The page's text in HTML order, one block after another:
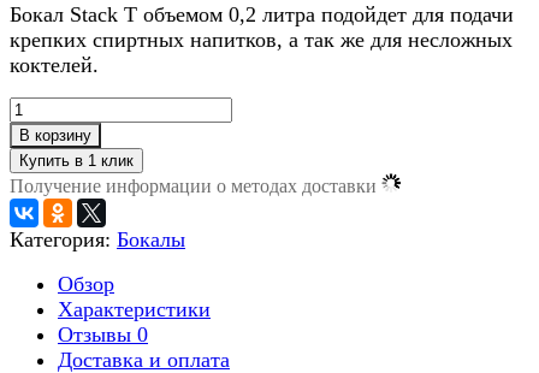
Бокал Stack T объемом 0,2 литра подойдет для подачи
крепких спиртных напитков, а так же для несложных
коктелей.
В корзину
Получение информации о методах доставки
Категория: Бокалы
Обзор
Характеристики
Отзывы 0
Доставка и оплата